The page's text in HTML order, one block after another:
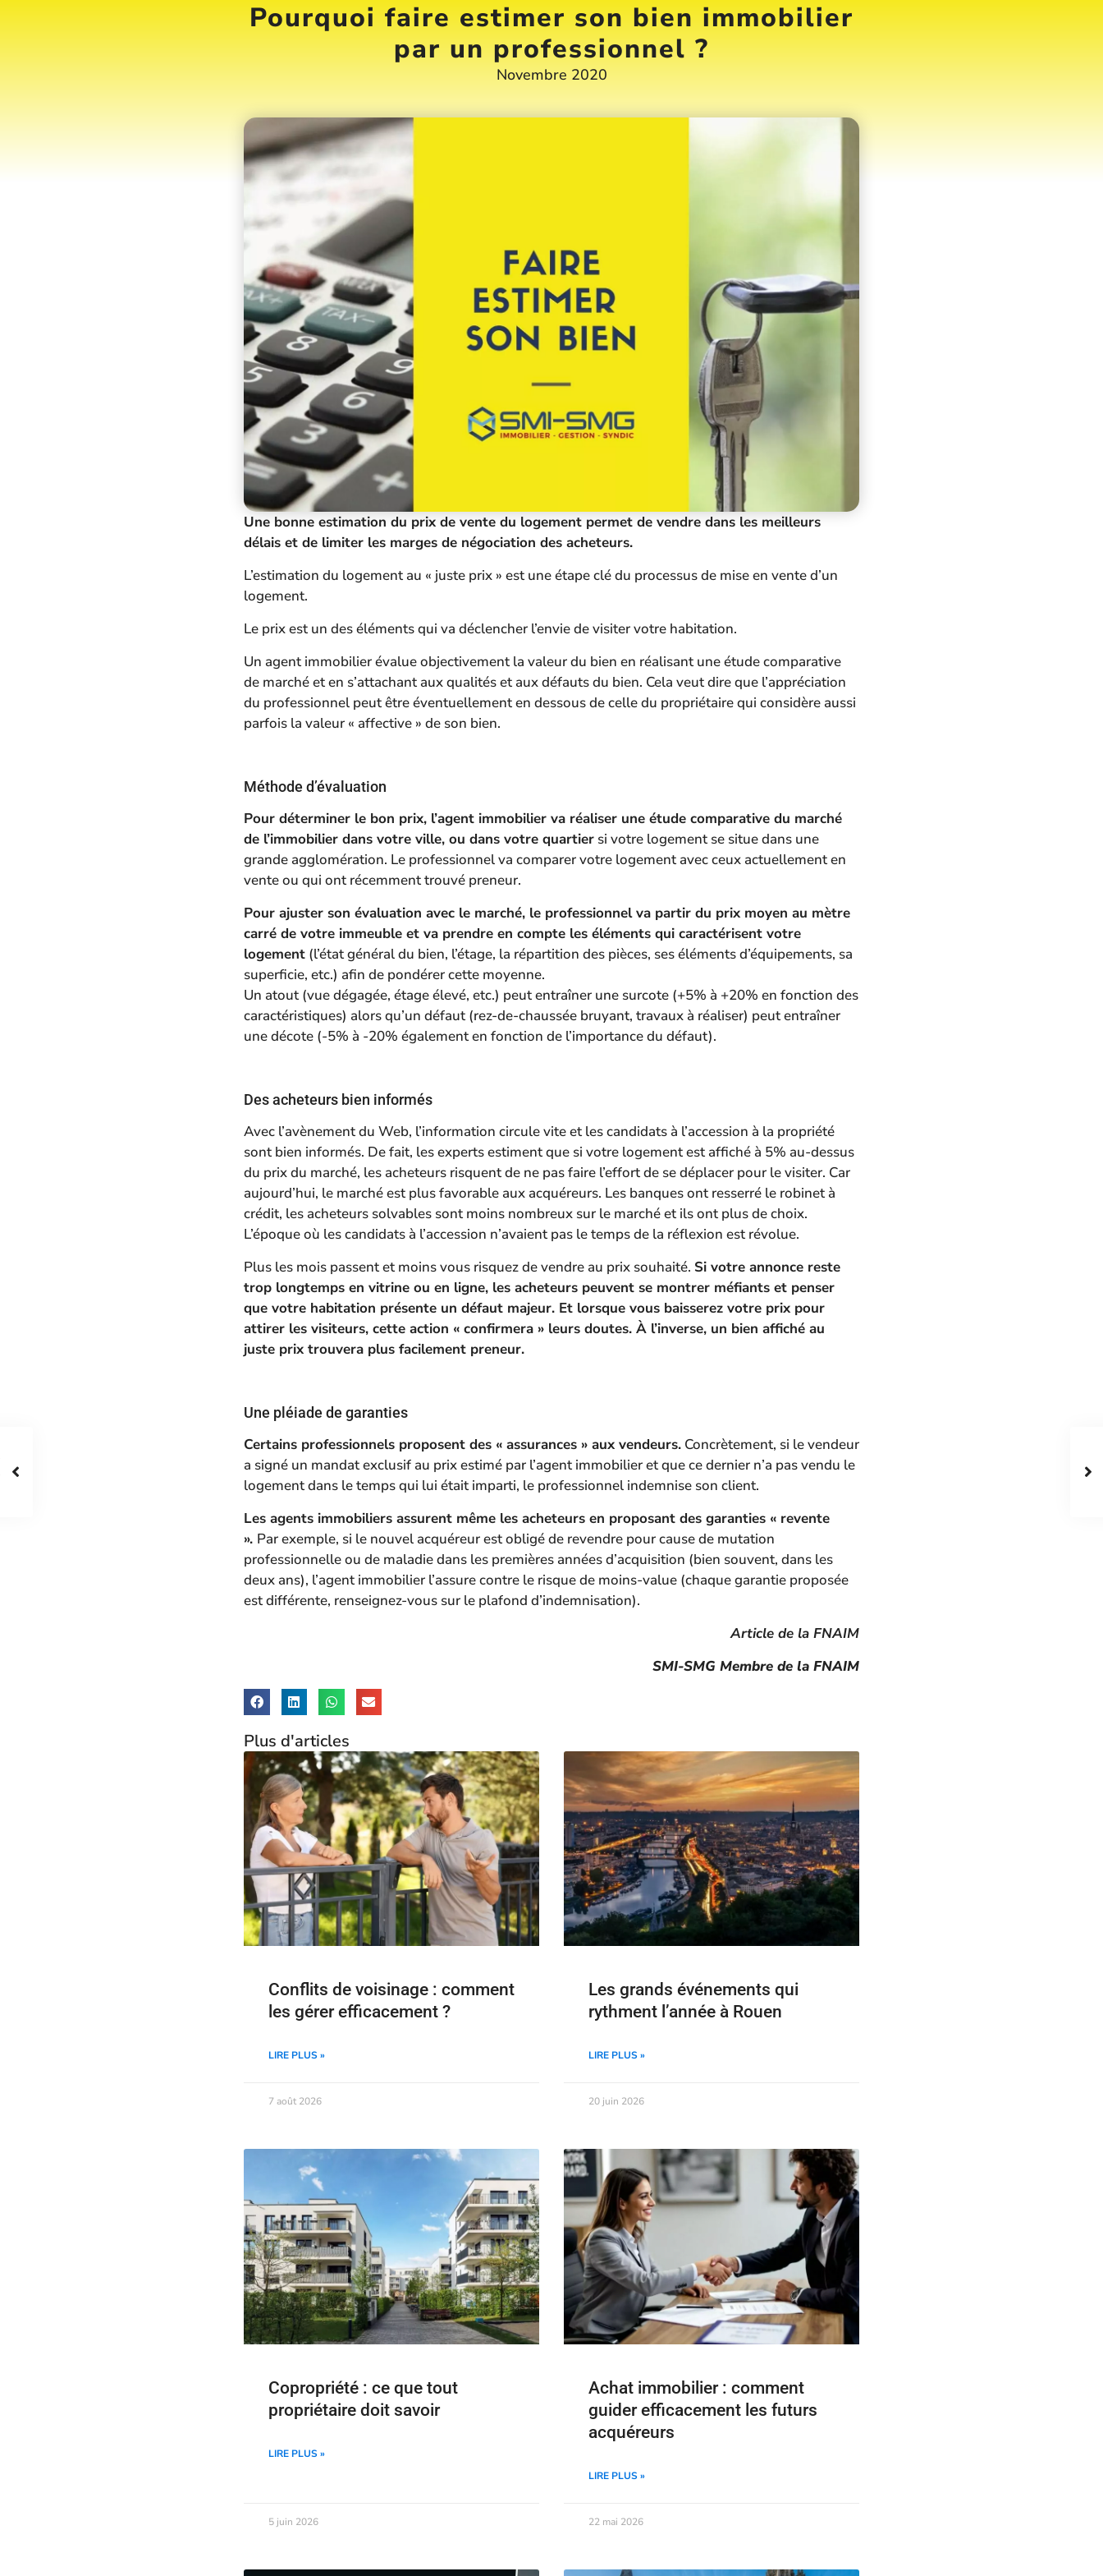
Pourquoi faire estimer son bien immobilier
par un professionnel ?
Novembre 2020
Une bonne estimation du prix de vente du logement permet de vendre dans les meilleurs
délais et de limiter les marges de négociation des acheteurs.
L’estimation du logement au « juste prix » est une étape clé du processus de mise en vente d’un
logement.
Le prix est un des éléments qui va déclencher l’envie de visiter votre habitation.
Un agent immobilier évalue objectivement la valeur du bien en réalisant une étude comparative
de marché et en s’attachant aux qualités et aux défauts du bien. Cela veut dire que l’appréciation
du professionnel peut être éventuellement en dessous de celle du propriétaire qui considère aussi
parfois la valeur « affective » de son bien.
Méthode d’évaluation
Pour déterminer le bon prix, l’agent immobilier va réaliser une étude comparative du marché
de l’immobilier dans votre ville, ou dans votre quartier si votre logement se situe dans une
grande agglomération. Le professionnel va comparer votre logement avec ceux actuellement en
vente ou qui ont récemment trouvé preneur.
Pour ajuster son évaluation avec le marché, le professionnel va partir du prix moyen au mètre
carré de votre immeuble et va prendre en compte les éléments qui caractérisent votre
logement (l’état général du bien, l’étage, la répartition des pièces, ses éléments d’équipements, sa
superficie, etc.) afin de pondérer cette moyenne.
Un atout (vue dégagée, étage élevé, etc.) peut entraîner une surcote (+5% à +20% en fonction des
caractéristiques) alors qu’un défaut (rez-de-chaussée bruyant, travaux à réaliser) peut entraîner
une décote (-5% à -20% également en fonction de l’importance du défaut).
Des acheteurs bien informés
Avec l’avènement du Web, l’information circule vite et les candidats à l’accession à la propriété
sont bien informés. De fait, les experts estiment que si votre logement est affiché à 5% au-dessus
du prix du marché, les acheteurs risquent de ne pas faire l’effort de se déplacer pour le visiter. Car
aujourd’hui, le marché est plus favorable aux acquéreurs. Les banques ont resserré le robinet à
crédit, les acheteurs solvables sont moins nombreux sur le marché et ils ont plus de choix.
L’époque où les candidats à l’accession n’avaient pas le temps de la réflexion est révolue.
Plus les mois passent et moins vous risquez de vendre au prix souhaité. Si votre annonce reste
trop longtemps en vitrine ou en ligne, les acheteurs peuvent se montrer méfiants et penser
que votre habitation présente un défaut majeur. Et lorsque vous baisserez votre prix pour
attirer les visiteurs, cette action « confirmera » leurs doutes. À l’inverse, un bien affiché au
juste prix trouvera plus facilement preneur.
Une pléiade de garanties
Certains professionnels proposent des « assurances » aux vendeurs. Concrètement, si le vendeur
a signé un mandat exclusif au prix estimé par l’agent immobilier et que ce dernier n’a pas vendu le
logement dans le temps qui lui était imparti, le professionnel indemnise son client.
Les agents immobiliers assurent même les acheteurs en proposant des garanties « revente
». Par exemple, si le nouvel acquéreur est obligé de revendre pour cause de mutation
professionnelle ou de maladie dans les premières années d’acquisition (bien souvent, dans les
deux ans), l’agent immobilier l’assure contre le risque de moins-value (chaque garantie proposée
est différente, renseignez-vous sur le plafond d’indemnisation).
Article de la FNAIM
SMI-SMG Membre de la FNAIM
Plus d'articles
Conflits de voisinage : comment
les gérer efficacement ?
LIRE PLUS »
7 août 2026
Les grands événements qui
rythment l’année à Rouen
LIRE PLUS »
20 juin 2026
Copropriété : ce que tout
propriétaire doit savoir
LIRE PLUS »
5 juin 2026
Achat immobilier : comment
guider efficacement les futurs
acquéreurs
LIRE PLUS »
22 mai 2026